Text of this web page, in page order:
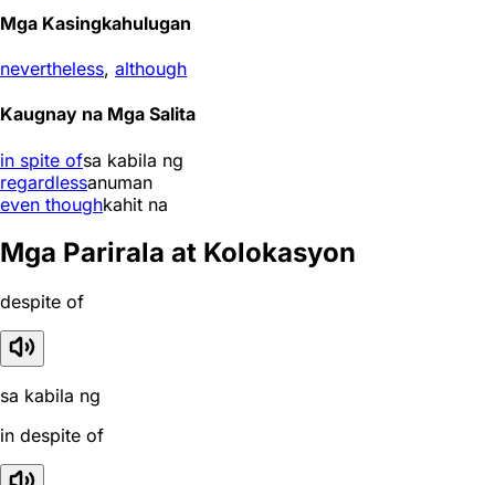
Mga Kasingkahulugan
nevertheless, although
Kaugnay na Mga Salita
in spite ofsa kabila ng
regardlessanuman
even thoughkahit na
Mga Parirala at Kolokasyon
despite of
sa kabila ng
in despite of